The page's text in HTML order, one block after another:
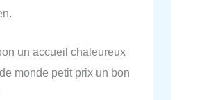
un accueil chaleureux
monde petit prix un bon